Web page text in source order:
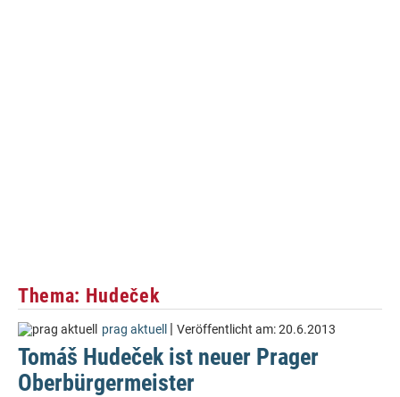
Thema: Hudeček
prag aktuell | Veröffentlicht am:20.6.2013
Tomáš Hudeček ist neuer Prager
Oberbürgermeister